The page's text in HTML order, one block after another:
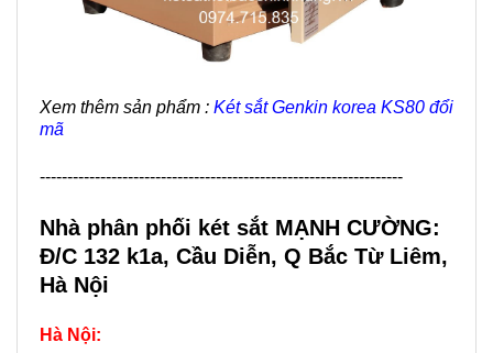
Xem thêm sản phẩm : Két sắt Genkin korea KS80 đổi
mã
------------------------------------------------------------------
Nhà phân phối két sắt MẠNH CƯỜNG:
Đ/C 132 k1a, Cầu Diễn, Q Bắc Từ Liêm,
Hà Nội
Hà Nội: